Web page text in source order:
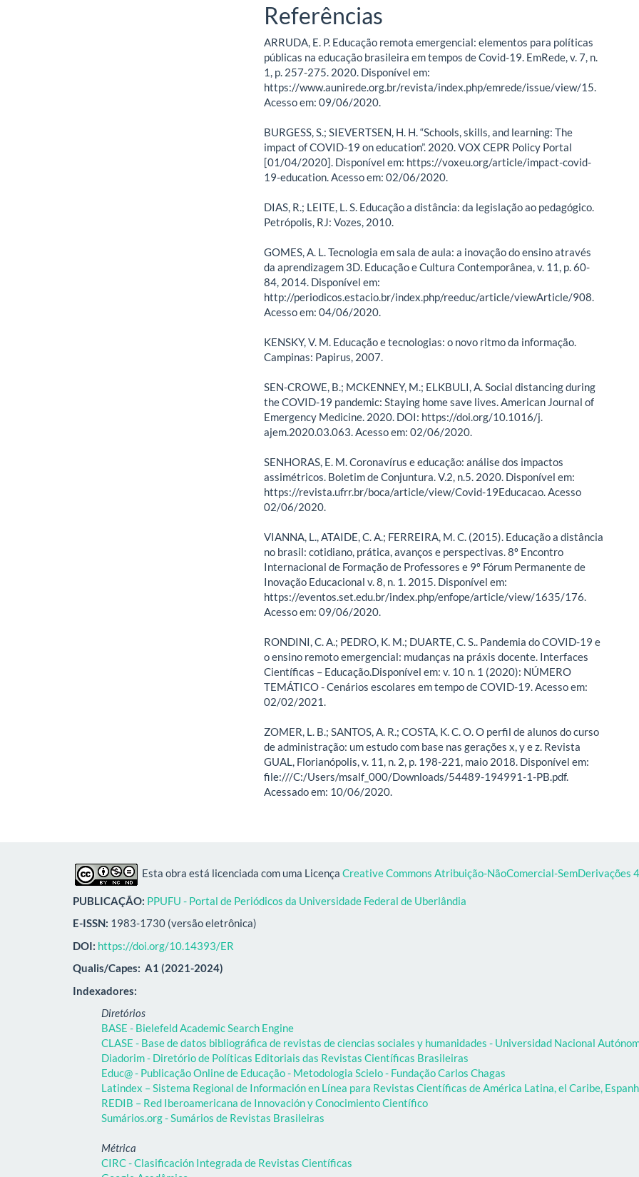
Referências
ARRUDA, E. P. Educação remota emergencial: elementos para políticas
públicas na educação brasileira em tempos de Covid-19. EmRede, v. 7, n.
1, p. 257-275. 2020. Disponível em:
https://www.aunirede.org.br/revista/index.php/emrede/issue/view/15.
Acesso em: 09/06/2020.
BURGESS, S.; SIEVERTSEN, H. H. “Schools, skills, and learning: The
impact of COVID-19 on education”. 2020. VOX CEPR Policy Portal
[01/04/2020]. Disponível em: https://voxeu.org/article/impact-covid-
19-education. Acesso em: 02/06/2020.
DIAS, R.; LEITE, L. S. Educação a distância: da legislação ao pedagógico.
Petrópolis, RJ: Vozes, 2010.
GOMES, A. L. Tecnologia em sala de aula: a inovação do ensino através
da aprendizagem 3D. Educação e Cultura Contemporânea, v. 11, p. 60-
84, 2014. Disponível em:
http://periodicos.estacio.br/index.php/reeduc/article/viewArticle/908.
Acesso em: 04/06/2020.
KENSKY, V. M. Educação e tecnologias: o novo ritmo da informação.
Campinas: Papirus, 2007.
SEN-CROWE, B.; MCKENNEY, M.; ELKBULI, A. Social distancing during
the COVID-19 pandemic: Staying home save lives. American Journal of
Emergency Medicine. 2020. DOI: https://doi.org/10.1016/j.
ajem.2020.03.063. Acesso em: 02/06/2020.
SENHORAS, E. M. Coronavírus e educação: análise dos impactos
assimétricos. Boletim de Conjuntura. V.2, n.5. 2020. Disponível em:
https://revista.ufrr.br/boca/article/view/Covid-19Educacao. Acesso
02/06/2020.
VIANNA, L., ATAIDE, C. A.; FERREIRA, M. C. (2015). Educação a distância
no brasil: cotidiano, prática, avanços e perspectivas. 8º Encontro
Internacional de Formação de Professores e 9º Fórum Permanente de
Inovação Educacional v. 8, n. 1. 2015. Disponível em:
https://eventos.set.edu.br/index.php/enfope/article/view/1635/176.
Acesso em: 09/06/2020.
RONDINI, C. A.; PEDRO, K. M.; DUARTE, C. S.. Pandemia do COVID-19 e
o ensino remoto emergencial: mudanças na práxis docente. Interfaces
Científicas – Educação.Disponível em: v. 10 n. 1 (2020): NÚMERO
TEMÁTICO - Cenários escolares em tempo de COVID-19. Acesso em:
02/02/2021.
ZOMER, L. B.; SANTOS, A. R.; COSTA, K. C. O. O perfil de alunos do curso
de administração: um estudo com base nas gerações x, y e z. Revista
GUAL, Florianópolis, v. 11, n. 2, p. 198-221, maio 2018. Disponível em:
file:///C:/Users/msalf_000/Downloads/54489-194991-1-PB.pdf.
Acessado em: 10/06/2020.
Esta obra está licenciada com uma Licença Creative Commons Atribuição-NãoComercial-SemDerivações
PUBLICAÇÃO: PPUFU - Portal de Periódicos da Universidade Federal de Uberlândia
E-ISSN: 1983-1730 (versão eletrônica)
DOI: https://doi.org/10.14393/ER
Qualis/Capes: A1 (2021-2024)
Indexadores:
Diretórios
BASE - Bielefeld Academic Search Engine
CLASE - Base de datos bibliográfica de revistas de ciencias sociales y humanidades - Universidad Nacional
Diadorim - Diretório de Políticas Editoriais das Revistas Científicas Brasileiras
Educ@ - Publicação Online de Educação - Metodologia Scielo - Fundação Carlos Chagas
Latindex – Sistema Regional de Información en Línea para Revistas Científicas de América Latina, el Caribe,
REDIB – Red Iberoamericana de Innovación y Conocimiento Científico
Sumários.org - Sumários de Revistas Brasileiras
Métrica
CIRC - Clasificación Integrada de Revistas Científicas